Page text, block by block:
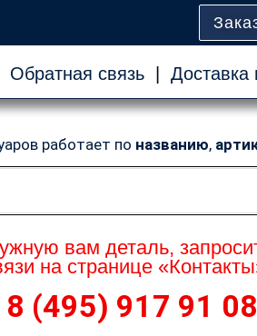
Обратная связь| Доставка
работает по названию,
вам деталь,
на странице
8 (495) 917 91 08